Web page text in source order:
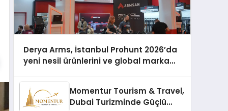
Derya Arms, İstanbul Prohunt 2026’da
yeni nesil ürünlerini ve global marka
Momentur Tourism & Travel,
Dubai Turizminde Güçlü